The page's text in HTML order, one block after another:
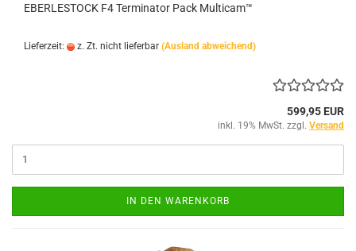
EBERLESTOCK F4 Terminator Pack Multicam™
Lieferzeit: z. Zt. nicht lieferbar (Ausland abweichend)
599,95 EUR
inkl. 19% MwSt. zzgl. Versand
IN DEN WARENKORB